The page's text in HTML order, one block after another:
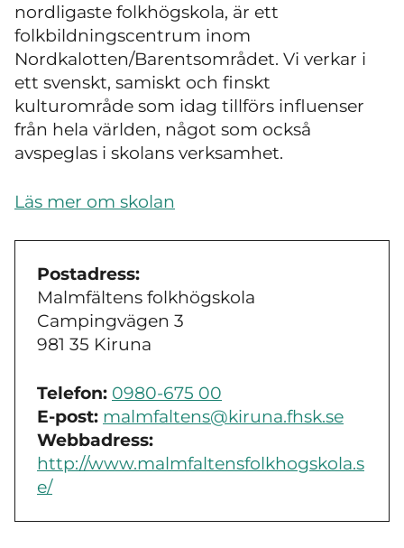
nordligaste folkhögskola, är ett
folkbildningscentrum inom
Nordkalotten/Barentsområdet. Vi verkar i
ett svenskt, samiskt och finskt
kulturområde som idag tillförs influenser
från hela världen, något som också
avspeglas i skolans verksamhet.
Läs mer om skolan
Postadress:
Malmfältens folkhögskola
Campingvägen 3
981 35 Kiruna
Telefon: 0980-675 00
E-post: malmfaltens@kiruna.fhsk.se
Webbadress:
http://www.malmfaltensfolkhogskola.s
e/